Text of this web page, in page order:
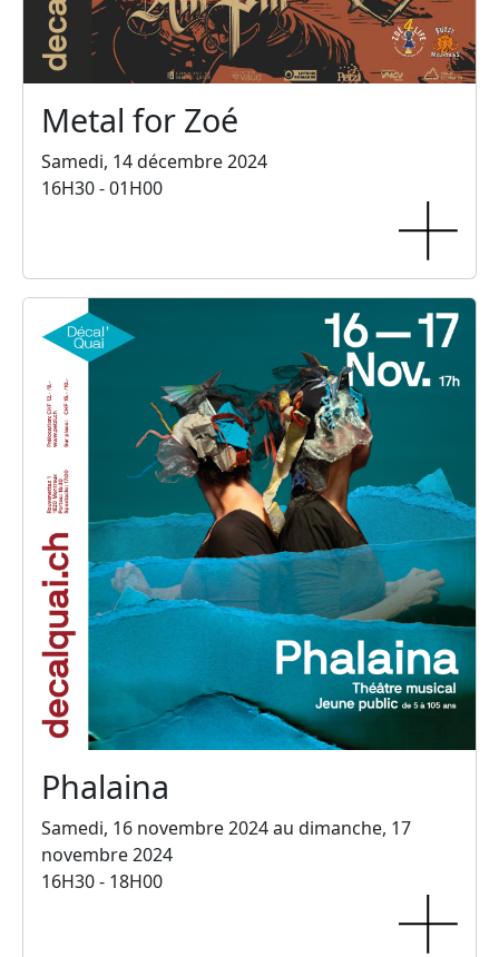
Metal for Zoé
Samedi, 14 décembre 2024
16H30 - 01H00
Phalaina
Samedi, 16 novembre 2024 au dimanche, 17
novembre 2024
16H30 - 18H00